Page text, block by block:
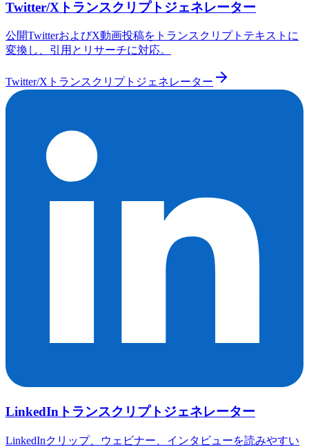
Twitter/Xトランスクリプトジェネレーター
公開TwitterおよびX動画投稿をトランスクリプトテキストに
変換し、引用とリサーチに対応。
Twitter/Xトランスクリプトジェネレーター
LinkedInトランスクリプトジェネレーター
LinkedInクリップ、ウェビナー、インタビューを読みやすい